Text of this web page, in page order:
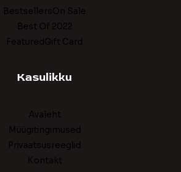
BestsellersOn Sale
Best Of 2022
FeaturedGift Card
Kasulikku
Avaleht
Müügitingimused
Privaatsusreeglid
Kontakt